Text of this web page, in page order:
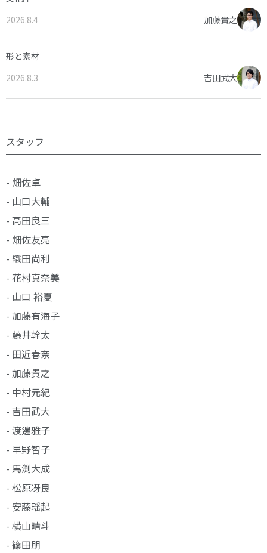
2026.8.4
加藤貴之
形と素材
2026.8.3
吉田武大
スタッフ
- 畑佐卓
- 山口大輔
- 高田良三
- 畑佐友亮
- 織田尚利
- 花村真奈美
- 山口 裕夏
- 加藤有海子
- 藤井幹太
- 田近春奈
- 加藤貴之
- 中村元紀
- 吉田武大
- 渡邊雅子
- 早野智子
- 馬渕大成
- 松原冴良
- 安藤瑶起
- 横山晴斗
- 篠田朋